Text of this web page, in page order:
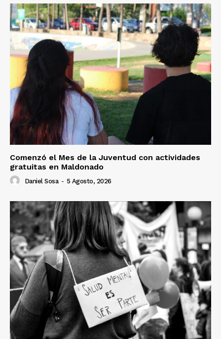
Comenzó el Mes de la Juventud con actividades
gratuitas en Maldonado
Daniel Sosa - 5 Agosto, 2026